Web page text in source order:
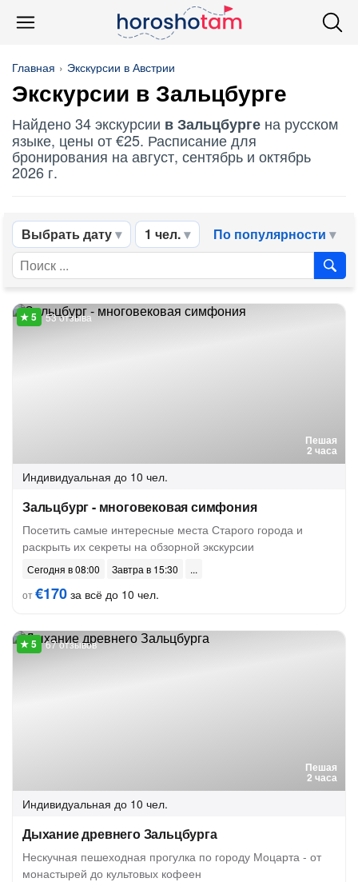
Главная Экскурсии в Австрии
Экскурсии в Зальцбурге
Найдено 34 экскурсии в Зальцбурге на русском
языке, цены от €25. Расписание для
бронирования на август, сентябрь и октябрь
2026 г.
Выбрать дату 1 чел. По популярности
Пешая
2 часа
53 отзыва
Индивидуальная до 10 чел.
Зальцбург - многовековая симфония
Посетить самые интересные места Старого города и
раскрыть их секреты на обзорной экскурсии
Сегодня в 08:00
Завтра в 15:30
от€170 за всё до 10 чел.
Пешая
2 часа
67 отзывов
Индивидуальная до 10 чел.
Дыхание древнего Зальцбурга
Нескучная пешеходная прогулка по городу Моцарта - от
монастырей до культовых кофеен